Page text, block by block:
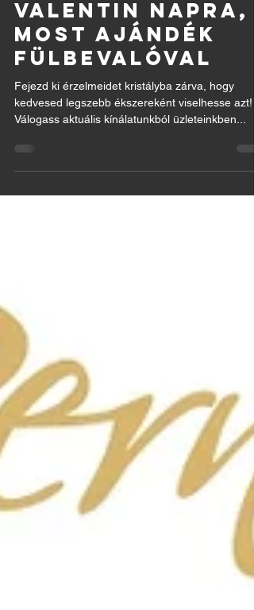
AZ ÖRÖK
KLASSZIKUS
VALENTIN NAPRA,
MOST AJÁNDÉK
FÜLBEVALÓVAL
kedvesed legszebb ékszereként viselhesse azt!
Válogass aktuális kínálatunkból üzleteinkben...